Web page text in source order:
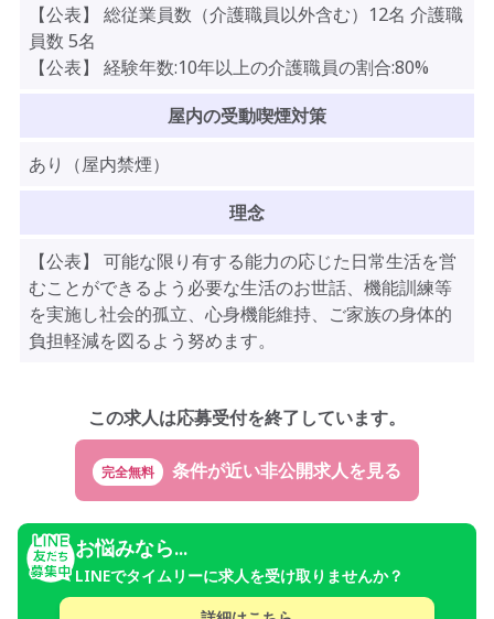
【公表】 総従業員数（介護職員以外含む）12名 介護職
員数 5名
【公表】 経験年数:10年以上の介護職員の割合:80%
屋内の受動喫煙対策
あり（屋内禁煙）
理念
【公表】 可能な限り有する能力の応じた日常生活を営
むことができるよう必要な生活のお世話、機能訓練等
を実施し社会的孤立、心身機能維持、ご家族の身体的
負担軽減を図るよう努めます。
この求人は応募受付を終了しています。
完全無料
お悩みなら...
LINEでタイムリーに求人を受け取りませんか？